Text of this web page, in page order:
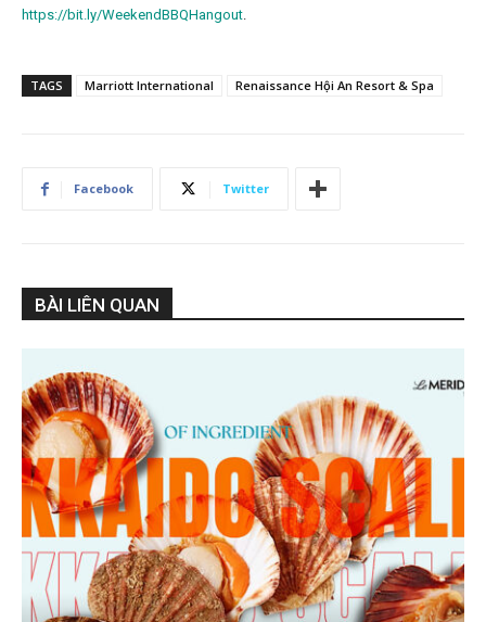
https://bit.ly/WeekendBBQHangout.
TAGS Marriott International Renaissance Hội An Resort & Spa
Facebook Twitter
BÀI LIÊN QUAN